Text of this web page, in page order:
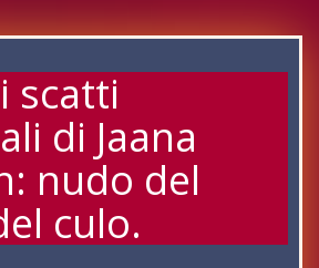
scatti
di Jaana
nudo del
culo.